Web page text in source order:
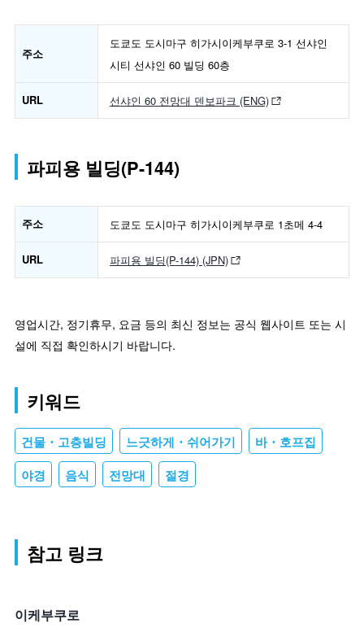
주소
도쿄도 도시마구 히가시이케부쿠로 3-1 선샤인
시티 선샤인 60 빌딩 60층
URL 선샤인 60 전망대 덴보파크 (ENG)
파피용 빌딩(P-144)
주소 도쿄도 도시마구 히가시이케부쿠로 1초메 4-4
URL 파피용 빌딩(P-144) (JPN)
영업시간, 정기휴무, 요금 등의 최신 정보는 공식 웹사이트 또는 시
설에 직접 확인하시기 바랍니다.
키워드
건물・고층빌딩 느긋하게・쉬어가기 바・호프집
야경 음식 전망대 절경
참고 링크
이케부쿠로